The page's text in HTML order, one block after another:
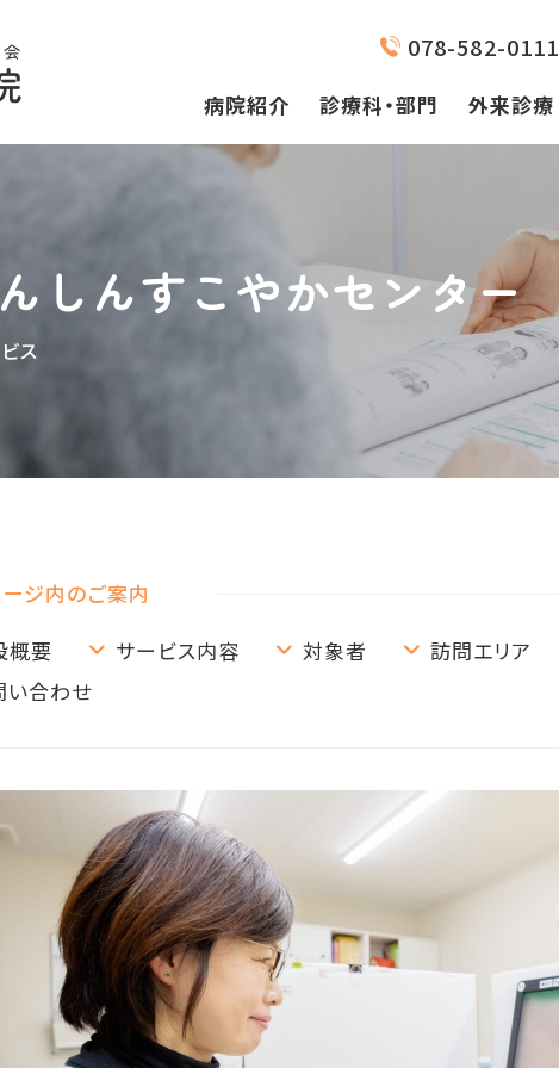
078-582-0111
病院紹介 診療科・部門 外来診療
しんすこやかセンター
ス
ジ内のご案内
概要
サービス内容 対象者 訪問エリア
い合わせ